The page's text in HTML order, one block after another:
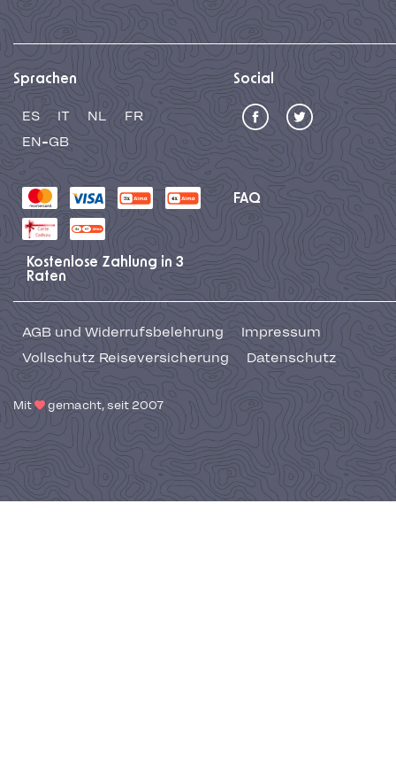
Sprachen
ES IT NL
FR
EN-GB
Social
FAQ
Kostenlose Zahlung in 3
Raten
AGB und Widerrufsbelehrung
Impressum
Vollschutz Reiseversicherung
Datenschutz
Mit gemacht, seit 2007